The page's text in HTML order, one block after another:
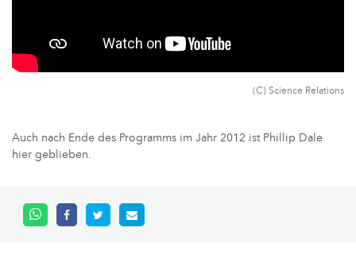
(C) Science Relations
Auch nach Ende des Programms im Jahr 2012 ist Phillip Dale
hier geblieben.